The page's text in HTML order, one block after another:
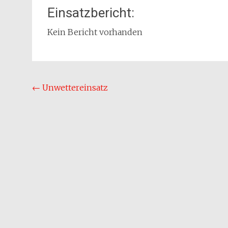
Einsatzbericht:
Kein Bericht vorhanden
Beitragsnavigation
← Unwettereinsatz